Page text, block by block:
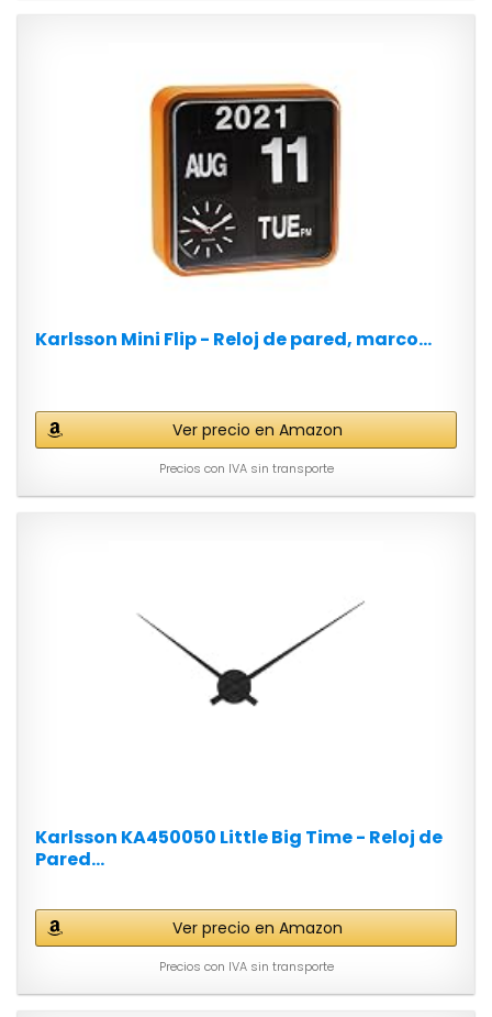
Karlsson Mini Flip - Reloj de pared, marco...
Ver precio en Amazon
Precios con IVA sin transporte
Karlsson KA450050 Little Big Time - Reloj de
Pared...
Ver precio en Amazon
Precios con IVA sin transporte